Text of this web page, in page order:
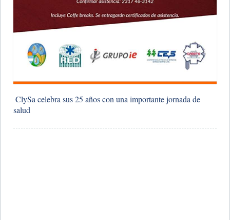
​ ClySa celebra sus 25 años con una importante jornada de
salud